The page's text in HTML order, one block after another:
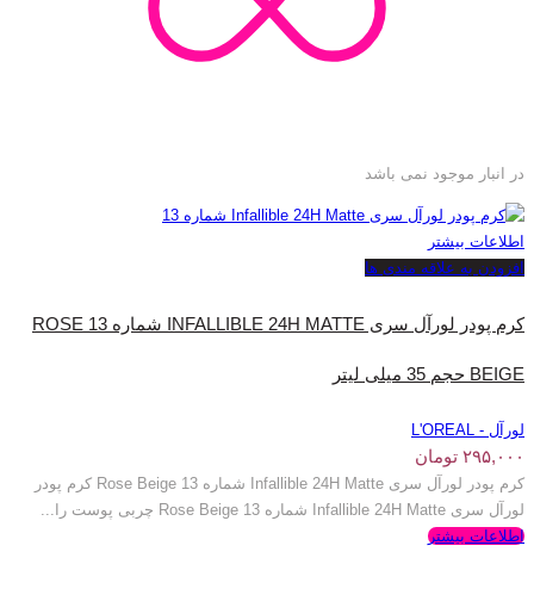
در انبار موجود نمی باشد
اطلاعات بیشتر
افزودن به علاقه مندی ها
کرم پودر لورآل سری INFALLIBLE 24H MATTE شماره 13 ROSE
BEIGE حجم 35 میلی‌ لیتر
لورآل - L'OREAL
۲۹۵,۰۰۰ تومان
کرم پودر لورآل سری Infallible 24H Matte شماره 13 Rose Beige کرم پودر
لورآل سری Infallible 24H Matte شماره 13 Rose Beige چربی پوست را...
اطلاعات بیشتر